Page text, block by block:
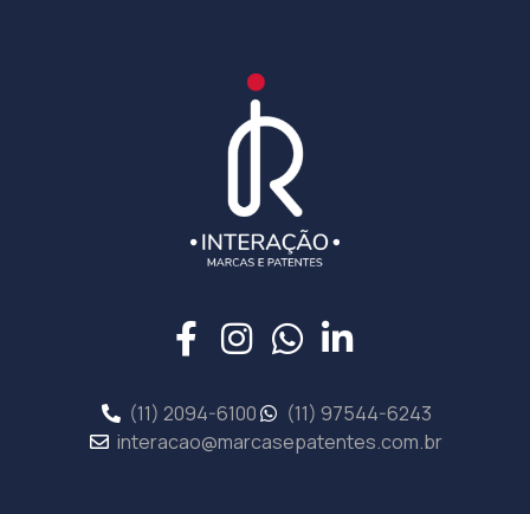
(11) 2094-6100
(11) 97544-6243
interacao@marcasepatentes.com.br